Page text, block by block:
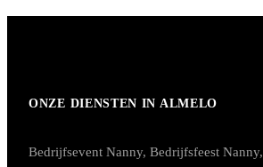
ONZE DIENSTEN IN ALMELO
Bedrijfsevent Nanny, Bedrijfsfeest Nanny,